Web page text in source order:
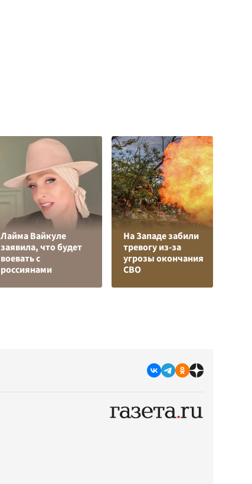
Лайма Вайкуле
заявила, что будет
воевать с
россиянами
На Западе забили
тревогу из-за
угрозы окончания
СВО